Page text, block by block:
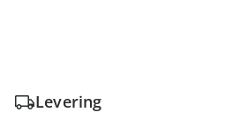
Levering